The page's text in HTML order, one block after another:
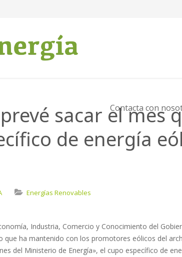
Contacta con
sacar el mes
de energía
Energías Renovables
Industria, Comercio y Conocimiento del
que ha mantenido con los promotores eólicos del
del Ministerio de Energía», el cupo específico de